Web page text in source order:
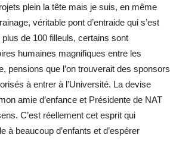
plein la tête mais je suis, en même
véritable pont d’entraide qui s’est
plus de 100 filleuls, certains sont
humaines magnifiques entre les
pensions que l’on trouverait des sponsors
à entrer à l’Université. La devise
amie d’enfance et Présidente de NAT
C’est réellement cet esprit qui
à beaucoup d’enfants et d’espérer